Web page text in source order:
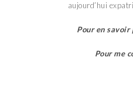
aujourd’hui
Pour en savoir
Pour me